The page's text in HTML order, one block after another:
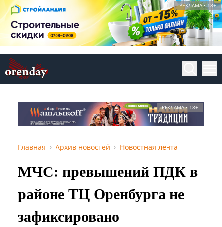
РЕКЛАМА • 18+
РЕКЛАМА • 18+
Главная Архив новостей Новостная лента
МЧС: превышений ПДК в
районе ТЦ Оренбурга не
зафиксировано